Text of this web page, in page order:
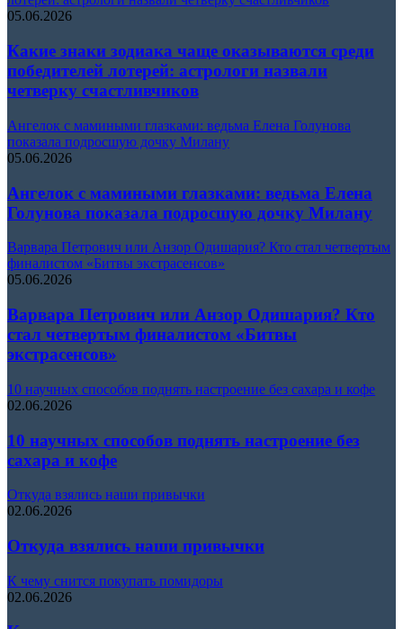
05.06.2026
Какие знаки зодиака чаще оказываются среди
победителей лотерей: астрологи назвали
четверку счастливчиков
Ангелок с мамиными глазками: ведьма Елена Голунова
показала подросшую дочку Милану
05.06.2026
Ангелок с мамиными глазками: ведьма Елена
Голунова показала подросшую дочку Милану
Варвара Петрович или Анзор Одишария? Кто стал четвертым
финалистом «Битвы экстрасенсов»
05.06.2026
Варвара Петрович или Анзор Одишария? Кто
стал четвертым финалистом «Битвы
экстрасенсов»
10 научных способов поднять настроение без сахара и кофе
02.06.2026
10 научных способов поднять настроение без
сахара и кофе
Откуда взялись наши привычки
02.06.2026
Откуда взялись наши привычки
К чему снится покупать помидоры
02.06.2026